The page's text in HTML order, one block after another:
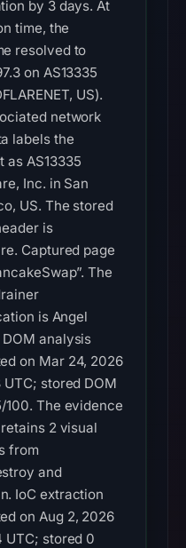
by 3 days. At
time, the
resolved to
on AS13335
US).
network
labels the
as AS13335
Inc. in San
US. The stored
is
Captured page
The
is Angel
DOM analysis
on Mar 24, 2026
UTC; stored DOM
100. The evidence
2 visual
from
and
IoC extraction
on Aug 2, 2026
UTC; stored 0